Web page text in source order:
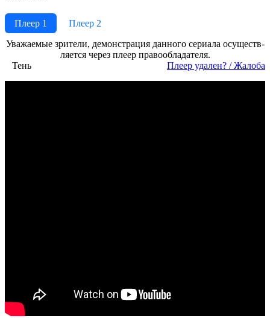
Плеер 1
Плеер 2
Ува­жае­мые зри­те­ли, де­мон­ст­ра­ция дан­но­го се­риа­ла осу­ще­ст­в­
ля­ет­ся че­рез пле­ер пра­во­об­ла­да­те­ля.
Тень
Пле­ер уда­лен? / Жа­ло­ба